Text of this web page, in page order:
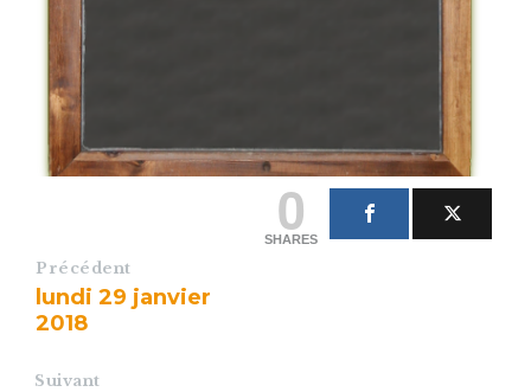
0
SHARES
Précédent
lundi 29 janvier
2018
Suivant